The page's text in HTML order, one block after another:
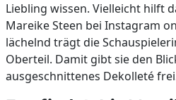
Liebling wissen. Vielleicht hilft
Mareike Steen bei Instagram
lächelnd trägt die
Oberteil. Damit gibt sie den
ausgeschnittenes Dekolleté